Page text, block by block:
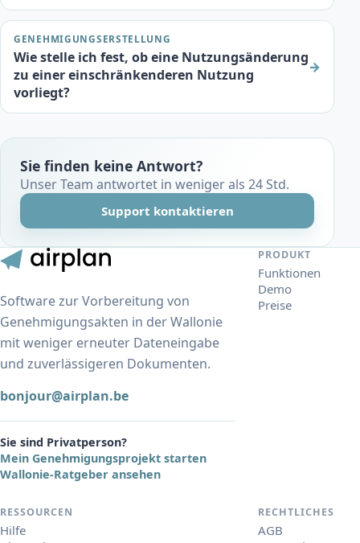
GENEHMIGUNGSERSTELLUNG
Wie stelle ich fest, ob eine Nutzungsänderung
zu einer einschränkenderen Nutzung
vorliegt?
→
Sie finden keine Antwort?
Unser Team antwortet in weniger als 24 Std.
Support kontaktieren
Software zur Vorbereitung von
Genehmigungsakten in der Wallonie
mit weniger erneuter Dateneingabe
und zuverlässigeren Dokumenten.
bonjour@airplan.be
Sie sind Privatperson?
Mein Genehmigungsprojekt starten
Wallonie-Ratgeber ansehen
PRODUKT
Funktionen
Demo
Preise
RESSOURCEN
Hilfe
RECHTLICHES
AGB